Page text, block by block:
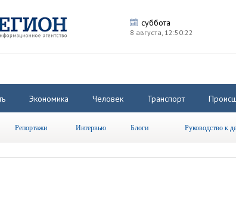
суббота
8 августа, 12:50:22
Экономика Человек Транспорт
Репортажи Интервью Блоги Руководство к